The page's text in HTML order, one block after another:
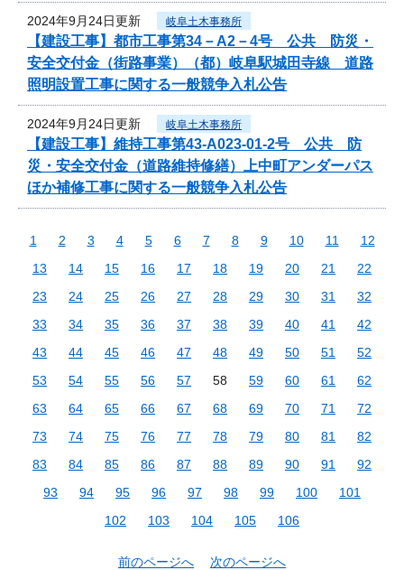
2024年9月24日更新 岐阜土木事務所
【建設工事】都市工事第34－A2－4号 公共 防災・
安全交付金（街路事業）（都）岐阜駅城田寺線 道路
照明設置工事に関する一般競争入札公告
2024年9月24日更新 岐阜土木事務所
【建設工事】維持工事第43-A023-01-2号 公共 防
災・安全交付金（道路維持修繕）上中町アンダーパス
ほか補修工事に関する一般競争入札公告
1 2 3 4 5 6 7 8 9 10 11
12
13
14 15 16 17 18 19 20 21
22
23
24 25 26 27 28 29 30 31
32
33
34 35 36 37 38 39 40 41
42
43
44 45 46 47 48 49 50 51
52
53
54 55 56 57 58 59 60 61
62
63
64 65 66 67 68 69 70 71
72
73
74 75 76 77 78 79 80 81
82
83
84 85 86 87 88 89 90 91
92
93
94 95 96 97 98 99 100
101
102
103 104 105 106
前のページへ 次のページへ